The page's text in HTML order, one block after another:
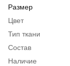
Размер
Цвет
Тип ткани
Состав
Наличие